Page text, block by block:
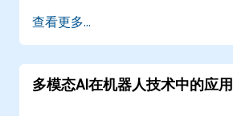
查看更多...
多模态AI在机器人技术中的应用